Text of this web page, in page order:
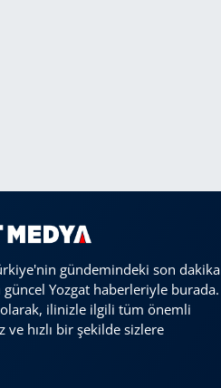
gündemindeki son dakika
Yozgat haberleriyle burada.
ilinizle ilgili tüm önemli
ve hızlı bir şekilde sizlere